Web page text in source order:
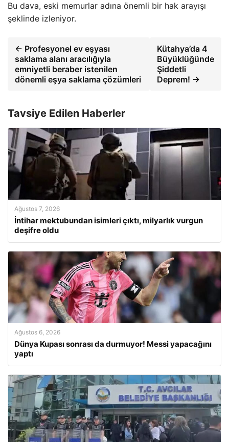
Bu dava, eski memurlar adına önemli bir hak arayışı
şeklinde izleniyor.
← Profesyonel ev eşyası
saklama alanı aracılığıyla
emniyetli beraber istenilen
dönemli eşya saklama çözümleri
Kütahya’da 4
Büyüklüğünde
Şiddetli
Deprem! →
Tavsiye Edilen Haberler
Ağustos 7, 2026
İntihar mektubundan isimleri çıktı, milyarlık vurgun
deşifre oldu
Ağustos 6, 2026
Dünya Kupası sonrası da durmuyor! Messi yapacağını
yaptı